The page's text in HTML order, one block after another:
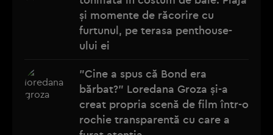
și momente de răcorire cu
furtunul, pe terasa penthouse-
ului ei
"Cine a spus că Bond era
bărbat?" Loredana Groza și-a
creat propria scenă de film într-o
rochie transparentă cu care a